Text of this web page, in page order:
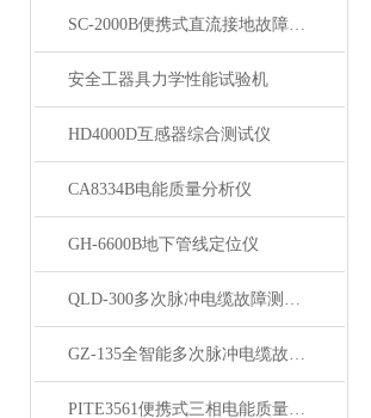
SC-2000B便携式直流接地故障检测仪
安全工器具力学性能试验机
HD4000D互感器综合测试仪
CA8334B电能质量分析仪
GH-6600B地下管线定位仪
QLD-300多次脉冲电缆故障测试仪
GZ-135全智能多次脉冲电缆故障测试仪
PITE3561便携式三相电能质量分析仪